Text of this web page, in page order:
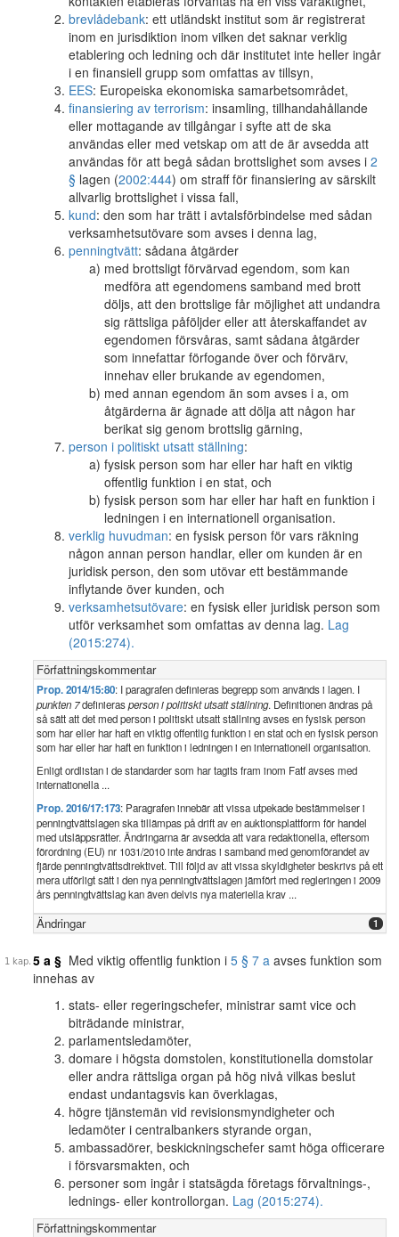
brevlådebank: ett utländskt institut som är registrerat
inom en jurisdiktion inom vilken det saknar verklig
etablering och ledning och där institutet inte heller ingår
i en finansiell grupp som omfattas av tillsyn,
EES: Europeiska ekonomiska samarbetsområdet,
finansiering av terrorism: insamling, tillhandahållande
eller mottagande av tillgångar i syfte att de ska
användas eller med vetskap om att de är avsedda att
användas för att begå sådan brottslighet som avses i 2
§ lagen (2002:444) om straff för finansiering av särskilt
allvarlig brottslighet i vissa fall,
kund: den som har trätt i avtalsförbindelse med sådan
verksamhetsutövare som avses i denna lag,
penningtvätt: sådana åtgärder
med brottsligt förvärvad egendom, som kan
medföra att egendomens samband med brott
döljs, att den brottslige får möjlighet att undandra
sig rättsliga påföljder eller att återskaffandet av
egendomen försvåras, samt sådana åtgärder
som innefattar förfogande över och förvärv,
innehav eller brukande av egendomen,
med annan egendom än som avses i a, om
åtgärderna är ägnade att dölja att någon har
berikat sig genom brottslig gärning,
person i politiskt utsatt ställning:
fysisk person som har eller har haft en viktig
offentlig funktion i en stat, och
fysisk person som har eller har haft en funktion i
ledningen i en internationell organisation.
verklig huvudman: en fysisk person för vars räkning
någon annan person handlar, eller om kunden är en
juridisk person, den som utövar ett bestämmande
inflytande över kunden, och
verksamhetsutövare: en fysisk eller juridisk person som
utför verksamhet som omfattas av denna lag. Lag
(2015:274).
Författningskommentar
Prop. 2014/15:80: I paragrafen definieras begrepp som används i lagen. I
punkten 7definierasperson i politiskt utsatt ställning. Definitionen ändras på
så sätt att det med person i politiskt utsatt ställning avses en fysisk person
som har eller har haft en viktig offentlig funktion i en stat och en fysisk person
som har eller har haft en funktion i ledningen i en internationell organisation.
Enligt ordlistan i de standarder som har tagits fram inom Fatf avses med
internationella ...
Prop. 2016/17:173: Paragrafen innebär att vissa utpekade bestämmelser i
penningtvättslagen ska tillämpas på drift av en auktionsplattform för handel
med utsläppsrätter. Ändringarna är avsedda att vara redaktionella, eftersom
förordning (EU) nr 1031/2010 inte ändras i samband med genomförandet av
fjärde penningtvättsdirektivet. Till följd av att vissa skyldigheter beskrivs på ett
mera utförligt sätt i den nya penningtvättslagen jämfört med regleringen i 2009
års penningtvättslag kan även delvis nya materiella krav ...
Ändringar 1
5 a § Med viktig offentlig funktion i 5 § 7 a avses funktion som
innehas av
stats- eller regeringschefer, ministrar samt vice och
biträdande ministrar,
parlamentsledamöter,
domare i högsta domstolen, konstitutionella domstolar
eller andra rättsliga organ på hög nivå vilkas beslut
endast undantagsvis kan överklagas,
högre tjänstemän vid revisionsmyndigheter och
ledamöter i centralbankers styrande organ,
ambassadörer, beskickningschefer samt höga officerare
i försvarsmakten, och
personer som ingår i statsägda företags förvaltnings-,
lednings- eller kontrollorgan. Lag (2015:274).
Författningskommentar